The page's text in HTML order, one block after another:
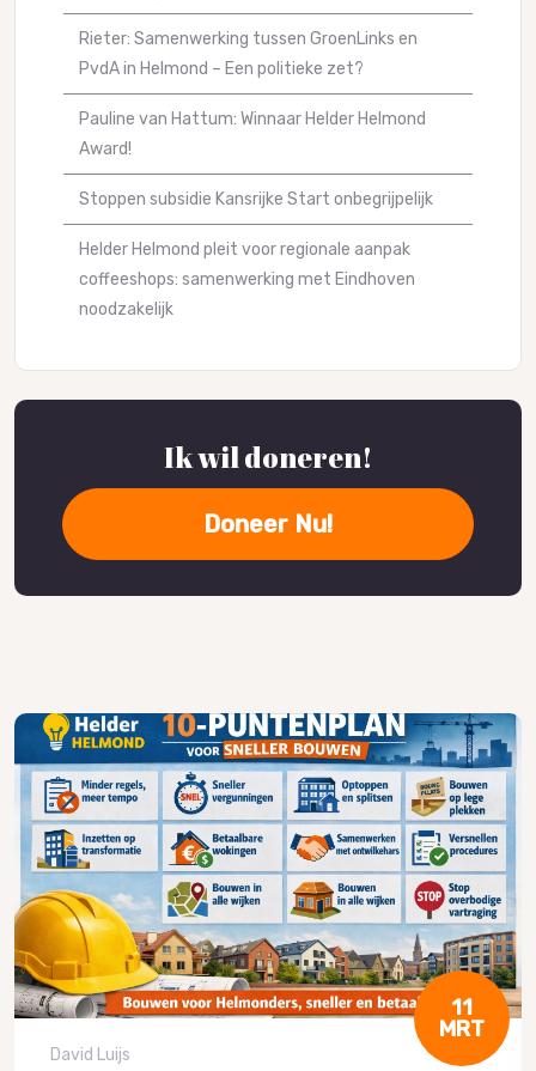
Rieter: Samenwerking tussen GroenLinks en
PvdA in Helmond – Een politieke zet?
Pauline van Hattum: Winnaar Helder Helmond
Award!
Stoppen subsidie Kansrijke Start onbegrijpelijk
Helder Helmond pleit voor regionale aanpak
coffeeshops: samenwerking met Eindhoven
noodzakelijk
Ik wil doneren!
Doneer Nu!
11
MRT
David Luijs